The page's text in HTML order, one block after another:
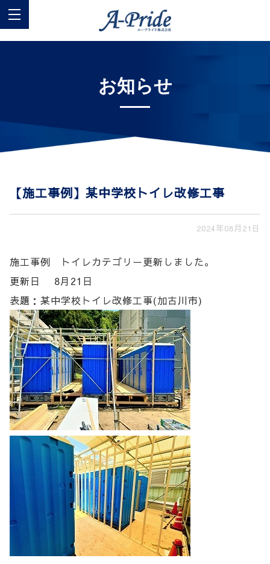
お知らせ
【施工事例】某中学校トイレ改修工事
2024年08月21日
施工事例 トイレカテゴリー更新しました。
更新日 8月21日
表題：某中学校トイレ改修工事(加古川市)